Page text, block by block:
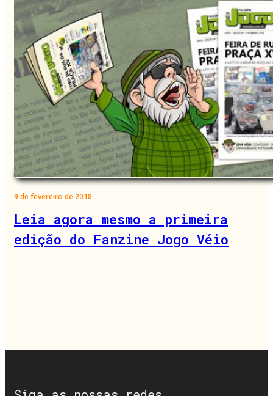
9 de fevereiro de 2018
Leia agora mesmo a primeira
edição do Fanzine Jogo Véio